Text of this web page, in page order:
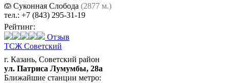
Суконная Слобода (2877 м.)
тел.: +7 (843) 295-31-19
Рейтинг:
Отзыв
ТСЖ Советский
г. Казань, Советский район
ул. Патриса Лумумбы, 28а
Ближайшие станции метро: